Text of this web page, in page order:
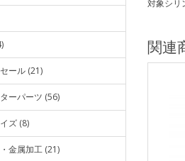
ール (21)
ーパーツ (56)
ズ (8)
金属加工 (21)
対象シリ
関連